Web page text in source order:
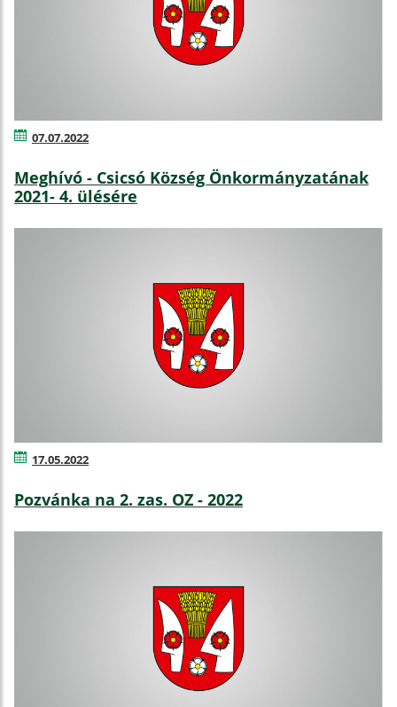
07.07.2022
Meghívó - Csicsó Község Önkormányzatának
2021- 4. ülésére
17.05.2022
Pozvánka na 2. zas. OZ - 2022